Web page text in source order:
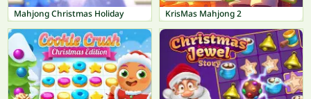
Mahjong Christmas Holiday KrisMas Mahjong 2